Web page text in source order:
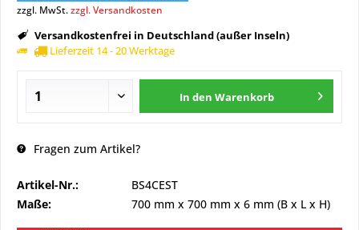
zzgl. MwSt.zzgl. Versandkosten
Versandkostenfrei in Deutschland (außer Inseln)
Lieferzeit 14 - 20 Werktage
In den Warenkorb
Fragen zum Artikel?
Artikel-Nr.:
BS4CEST
Maße:
700 mm x 700 mm x 6 mm (B x L x H)